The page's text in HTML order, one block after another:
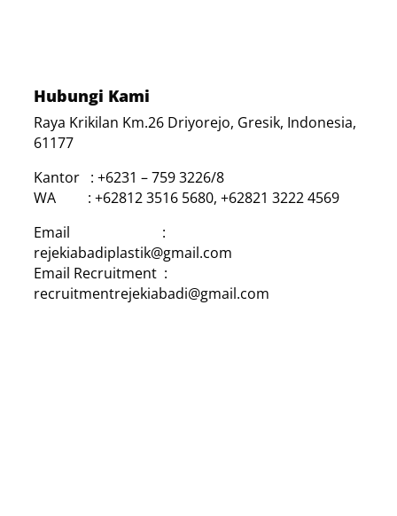
Hubungi Kami
Raya Krikilan Km.26 Driyorejo, Gresik, Indonesia,
61177
Kantor : +6231 – 759 3226/8
WA : +62812 3516 5680, +62821 3222 4569
Email :
rejekiabadiplastik@gmail.com
Email Recruitment :
recruitmentrejekiabadi@gmail.com